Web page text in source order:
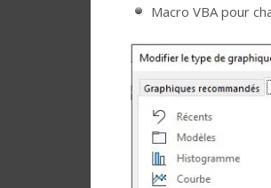
Macro VBA pour